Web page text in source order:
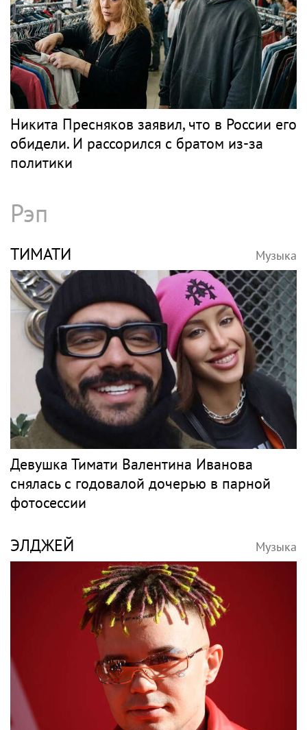
Никита Пресняков заявил, что в России его
обидели. И рассорился с братом из-за
политики
Рэп
ТИМАТИ Музыка
Девушка Тимати Валентина Иванова
снялась с годовалой дочерью в парной
фотосессии
ЭЛДЖЕЙ Музыка